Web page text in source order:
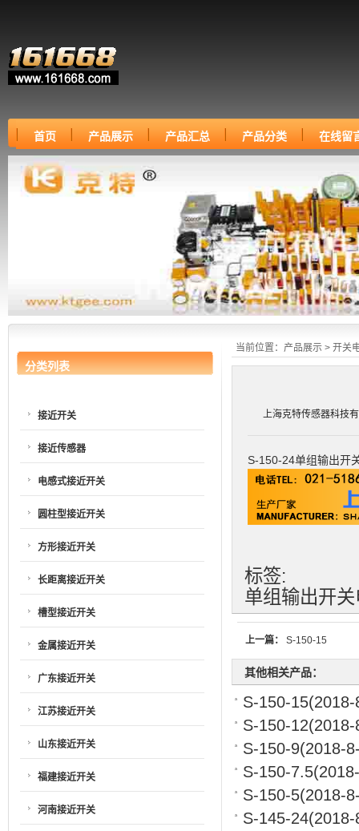
首页 产品展示 产品汇总 产品分类 在线留
当前位置： 产品展示 > 开关
上海克特传感器科技
S-150-24单组输出开
标签:
单组输出开
上一篇： S-150-15
其他相关产品：
S-150-15
S-150-12
S-150-9(2018-
S-150-7.5
S-150-5(2018-
S-145-24
分类列表
接近开关
接近传感器
电感式接近开关
圆柱型接近开关
方形接近开关
长距离接近开关
槽型接近开关
金属接近开关
广东接近开关
江苏接近开关
山东接近开关
福建接近开关
河南接近开关